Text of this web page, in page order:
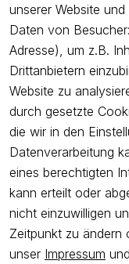
unserer Website
Daten von
Adresse), um z.B.
Drittanbietern
Website zu
durch gesetzte
die wir in den
Datenverarbeitung
eines berechtigten
kann erteilt oder
nicht einzuwilligen
Zeitpunkt zu ändern
unser Impressum
Unternehmen
Freue dich über 5€
Ich bestätige
habe. Ich kann